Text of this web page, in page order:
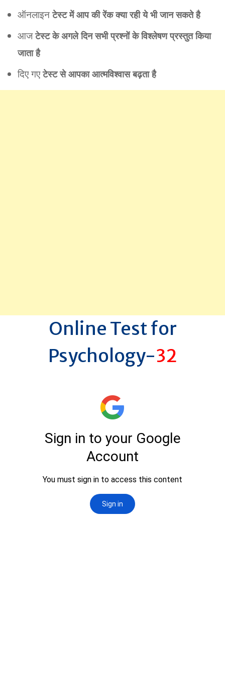
ऑनलाइनटेस्ट में आप की रेंक क्या रही ये भी जान सकते है
आजटेस्ट के अगले दिन सभी प्रश्नों के विश्लेषण प्रस्तुत किया
जाता है
दिए गएटेस्ट से आपका आत्मविश्वास बढ़ता है
Online Test for
Psychology-32